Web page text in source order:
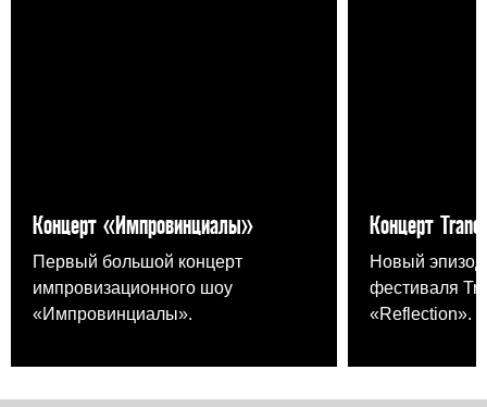
Концерт «Импровинциалы»
Первый большой концерт
импровизационного шоу
«Импровинциалы».
Концерт
Новый эпизод
фестиваля
«Refleсtion».